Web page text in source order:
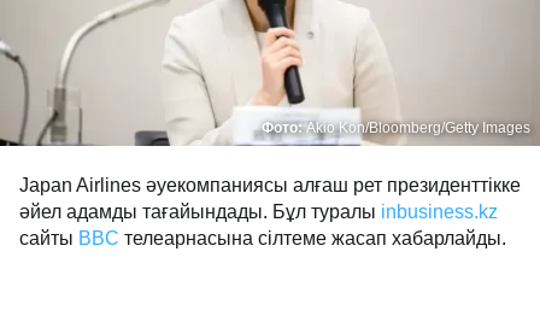
Фото:Akio Kon/Bloomberg/Getty Images
Japan Airlines әуекомпаниясы алғаш рет президенттікке
әйел адамды тағайындады. Бұл туралы inbusiness.kz
сайты BBC телеарнасына сілтеме жасап хабарлайды.